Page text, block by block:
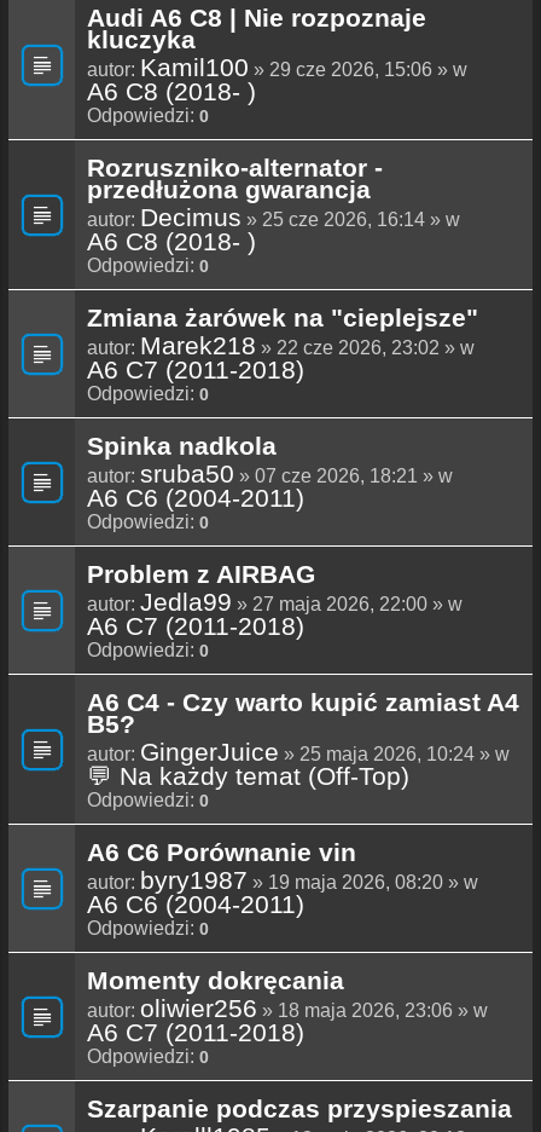
Audi A6 C8 | Nie rozpoznaje
kluczyka
autor: Kamil100 » 29 cze 2026, 15:06 » w
A6 C8 (2018- )
Odpowiedzi: 0
Rozruszniko-alternator -
przedłużona gwarancja
autor: Decimus » 25 cze 2026, 16:14 » w
A6 C8 (2018- )
Odpowiedzi: 0
Zmiana żarówek na "cieplejsze"
autor: Marek218 » 22 cze 2026, 23:02 » w
A6 C7 (2011-2018)
Odpowiedzi: 0
Spinka nadkola
autor: sruba50 » 07 cze 2026, 18:21 » w
A6 C6 (2004-2011)
Odpowiedzi: 0
Problem z AIRBAG
autor: Jedla99 » 27 maja 2026, 22:00 » w
A6 C7 (2011-2018)
Odpowiedzi: 0
A6 C4 - Czy warto kupić zamiast A4
B5?
autor: GingerJuice » 25 maja 2026, 10:24 » w
💬 Na każdy temat (Off-Top)
Odpowiedzi: 0
A6 C6 Porównanie vin
autor: byry1987 » 19 maja 2026, 08:20 » w
A6 C6 (2004-2011)
Odpowiedzi: 0
Momenty dokręcania
autor: oliwier256 » 18 maja 2026, 23:06 » w
A6 C7 (2011-2018)
Odpowiedzi: 0
Szarpanie podczas przyspieszania